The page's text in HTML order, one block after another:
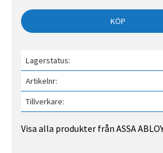
KÖP
Lagerstatus
Artikelnr
Tillverkare
Visa alla produkter från ASSA